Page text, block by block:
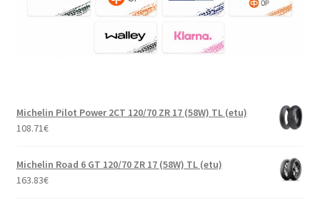
Michelin Pilot Power 2CT 120/70 ZR 17 (58W) TL (etu)
108.71€
Michelin Road 6 GT 120/70 ZR 17 (58W) TL (etu)
163.83€